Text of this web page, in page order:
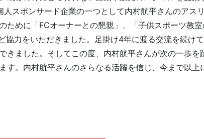
スポンサード企業の一つとして内村航平さんのアス
ために「FCオーナーとの懇親」、「子供スポーツ教
協力をいただきました。足掛け4年に渡る交流を続け
きました。そしてこの度、内村航平さんが次の一歩
す。内村航平さんのさらなる活躍を信じ、今まで以上